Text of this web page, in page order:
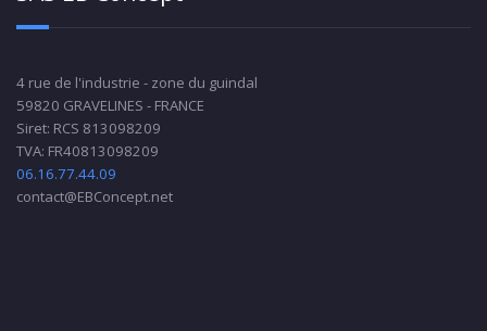
4 rue de l'industrie - zone du guindal
59820 GRAVELINES - FRANCE
Siret: RCS 813098209
TVA: FR40813098209
06.16.77.44.09
contact@EBConcept.net